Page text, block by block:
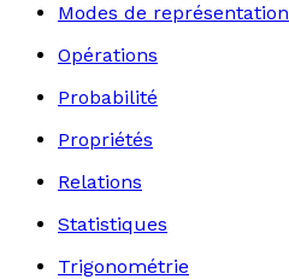
Modes de représentation
Opérations
Probabilité
Propriétés
Relations
Statistiques
Trigonométrie